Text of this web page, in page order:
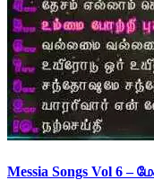
Messia Songs Vol 6 –